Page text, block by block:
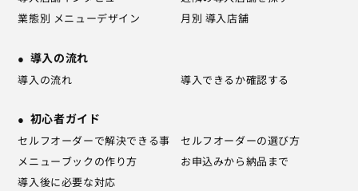
業態別 メニューデザイン
月別 導入店舗
導入の流れ
導入の流れ 導入できるか確認する
初心者ガイド
セルフオーダーで解決できる事
セルフオーダーの選び方
メニューブックの作り方
お申込みから納品まで
導入後に必要な対応